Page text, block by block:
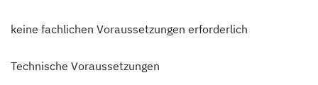
keine fachlichen Voraussetzungen erforderlich
Technische Voraussetzungen